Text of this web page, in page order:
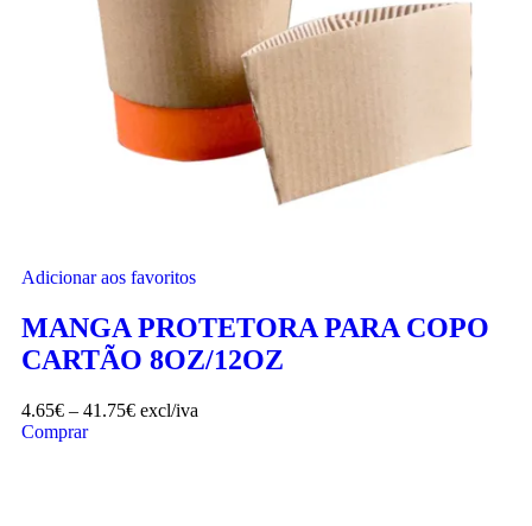
Adicionar aos favoritos
MANGA PROTETORA PARA COPO
CARTÃO 8OZ/12OZ
4.65€ – 41.75€ excl/iva
Comprar